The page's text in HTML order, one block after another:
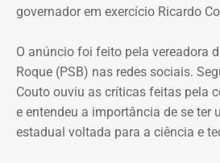
governador em exercício Ricardo
O anúncio foi feito pela vereadora
Roque (PSB) nas redes sociais.
Couto ouviu as críticas feitas pela
e entendeu a importância de se ter
estadual voltada para a ciência e